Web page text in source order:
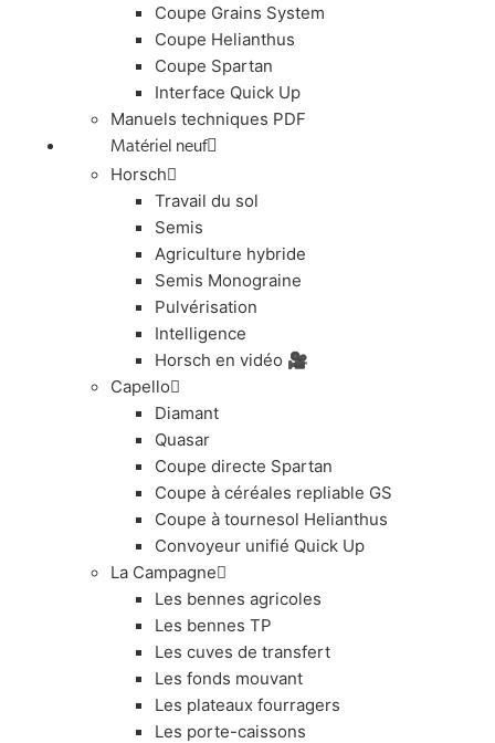
Coupe Grains System
Coupe Helianthus
Coupe Spartan
Interface Quick Up
Manuels techniques PDF
Matériel neuf
Horsch
Travail du sol
Semis
Agriculture hybride
Semis Monograine
Pulvérisation
Intelligence
Horsch en vidéo 🎥
Capello
Diamant
Quasar
Coupe directe Spartan
Coupe à céréales repliable GS
Coupe à tournesol Helianthus
Convoyeur unifié Quick Up
La Campagne
Les bennes agricoles
Les bennes TP
Les cuves de transfert
Les fonds mouvant
Les plateaux fourragers
Les porte-caissons